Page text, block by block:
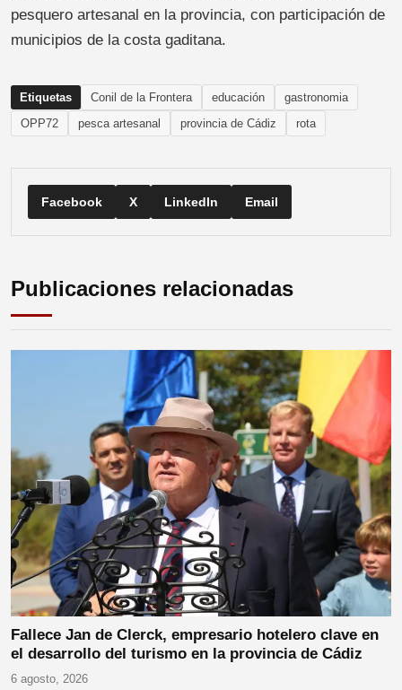
pesquero artesanal en la provincia, con participación de
municipios de la costa gaditana.
Etiquetas Conil de la Frontera educación
gastronomia
OPP72
pesca artesanal provincia de Cádiz rota
Facebook X LinkedIn Email
Publicaciones relacionadas
Fallece Jan de Clerck, empresario hotelero clave en
el desarrollo del turismo en la provincia de Cádiz
6 agosto, 2026